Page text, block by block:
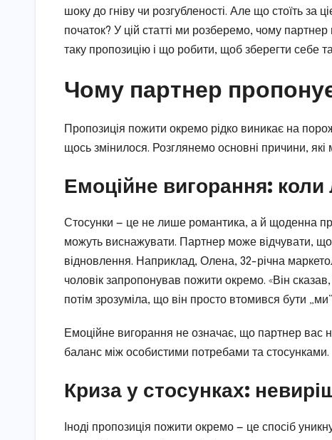
шоку до гніву чи розгубленості. Але що стоїть за
початок? У цій статті ми розберемо, чому
таку пропозицію і що робити, щоб зберегти себе
Чому партнер
Пропозиція пожити окремо рідко виникає на
щось змінилося. Розглянемо основні причини,
Емоційне вигорання:
Стосунки — це не лише романтика, а й щоденна
можуть виснажувати. Партнер може відчувати, що
відновлення. Наприклад, Олена, 32-річна
чоловік запропонував пожити окремо. «Він
потім зрозуміла, що він просто втомився бути
Емоційне вигорання не означає, що партнер
баланс між особистими потребами та стосунками.
Криза у стосунках:
Іноді пропозиція пожити окремо — це спосіб